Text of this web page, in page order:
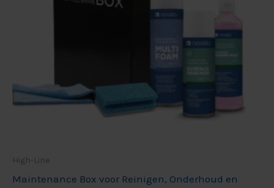
High-Line
Maintenance Box voor Reinigen, Onderhoud en